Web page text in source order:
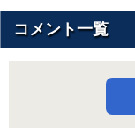
コメント一覧